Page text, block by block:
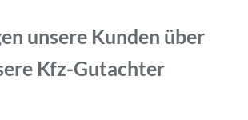
unsere Kunden über
Kfz-Gutachter